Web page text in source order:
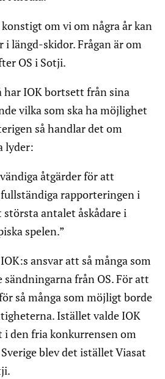
om vi om några år kan
i längd-skidor. Frågan är om
OS i Sotji.
har IOK bortsett från sina
vilka som ska ha möjlighet
så handlar det om
lyder:
åtgärder för att
rapporteringen i
antalet åskådare i
spelen.”
ansvar att så många som
sändningarna från OS. För att
så många som möjligt borde
Istället valde IOK
i den fria konkurrensen om
blev det istället Viasat